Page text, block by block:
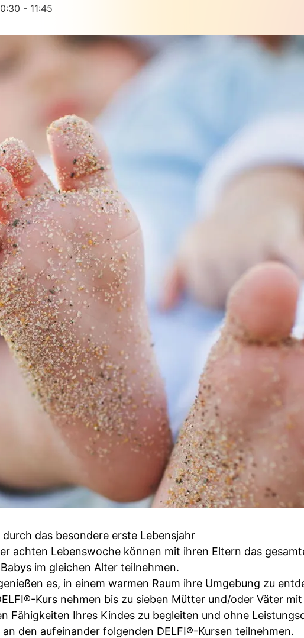
- 11:45
durch das besondere erste Lebensjahr
achten Lebenswoche können mit ihren Eltern das
im gleichen Alter teilnehmen.
es, in einem warmen Raum ihre Umgebung zu
Kurs nehmen bis zu sieben Mütter und/oder Väter
Fähigkeiten Ihres Kindes zu begleiten und ohne
an den aufeinander folgenden DELFI®-Kursen teilnehmen.